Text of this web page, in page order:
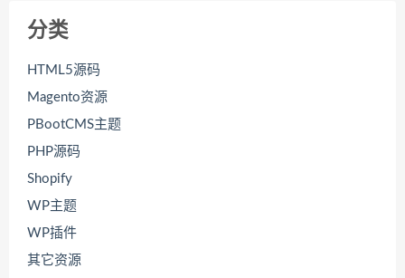
分类
HTML5源码
Magento资源
PBootCMS主题
PHP源码
Shopify
WP主题
WP插件
其它资源